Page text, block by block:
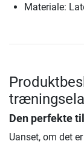
Materiale:
Den perfekte
Uanset, om det